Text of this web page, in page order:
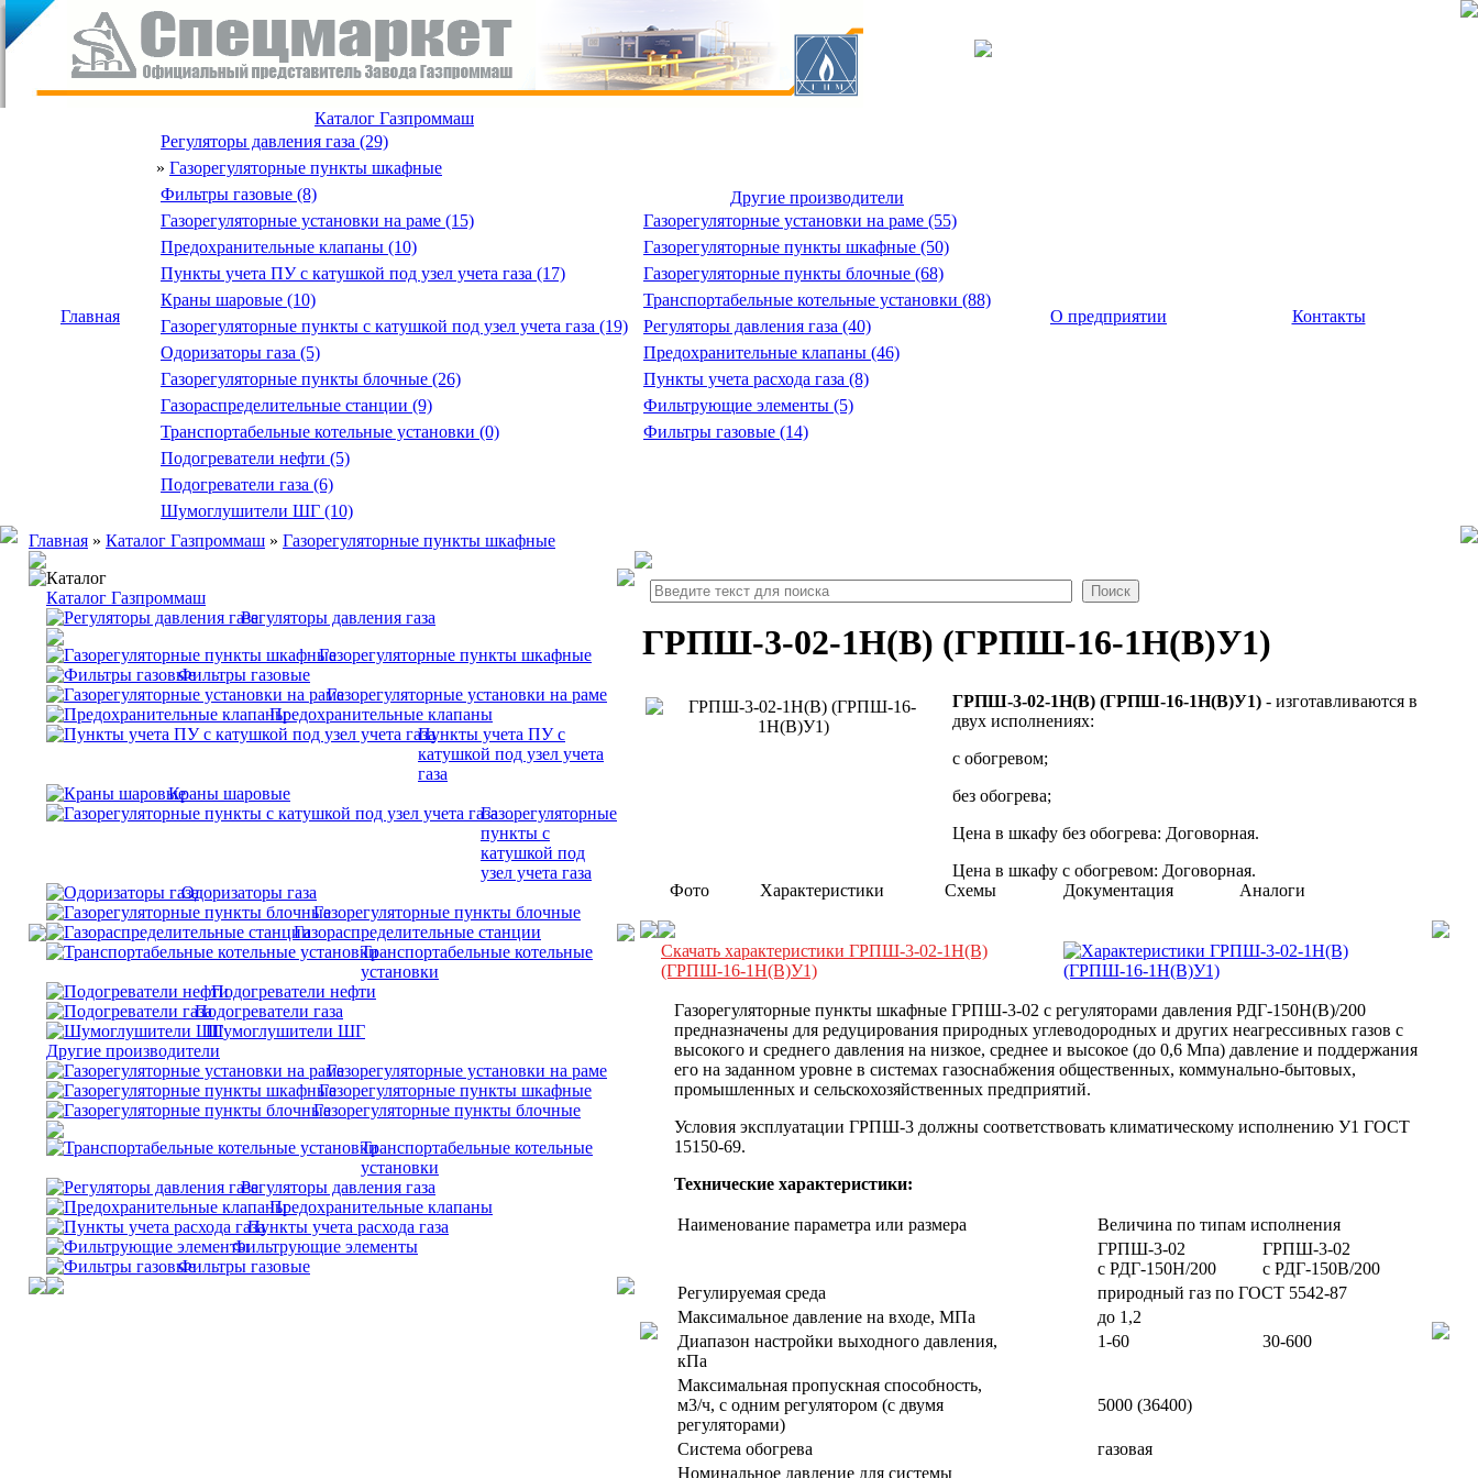
Главная
Каталог Газпроммаш
Регуляторы давления газа (29)
» Газорегуляторные пункты шкафные
Фильтры газовые (8)
Газорегуляторные установки на раме (15)
Предохранительные клапаны (10)
Пункты учета ПУ с катушкой под узел учета газа (17)
Краны шаровые (10)
Газорегуляторные пункты с катушкой под узел учета газа (19)
Одоризаторы газа (5)
Газорегуляторные пункты блочные (26)
Газораспределительные станции (9)
Транспортабельные котельные установки (0)
Подогреватели нефти (5)
Подогреватели газа (6)
Шумоглушители ШГ (10)
Другие производители
Газорегуляторные установки на раме (55)
Газорегуляторные пункты шкафные (50)
Газорегуляторные пункты блочные (68)
Транспортабельные котельные установки (88)
Регуляторы давления газа (40)
Предохранительные клапаны (46)
Пункты учета расхода газа (8)
Фильтрующие элементы (5)
Фильтры газовые (14)
О предприятии Контакты
Главная » Каталог Газпроммаш » Газорегуляторные пункты шкафные
Каталог
Каталог Газпроммаш
Регуляторы давления газа
Газорегуляторные пункты шкафные
Фильтры газовые
Газорегуляторные установки на раме
Предохранительные клапаны
Пункты учета ПУ с
катушкой под узел учета
газа
Краны шаровые
Газорегуляторные
пункты с
катушкой под
узел учета газа
Одоризаторы газа
Газорегуляторные пункты блочные
Газораспределительные станции
Транспортабельные котельные
установки
Подогреватели нефти
Подогреватели газа
Шумоглушители ШГ
Другие производители
Газорегуляторные установки на раме
Газорегуляторные пункты шкафные
Газорегуляторные пункты блочные
Транспортабельные котельные
установки
Регуляторы давления газа
Предохранительные клапаны
Пункты учета расхода газа
Фильтрующие элементы
Фильтры газовые
ГРПШ-3-02-1Н(В) (ГРПШ-16-1Н(В)У1)
ГРПШ-3-02-1Н(В) (ГРПШ-16-1Н(В)У1) - изготавливаются в
двух исполнениях:
с обогревом;
без обогрева;
Цена в шкафу без обогрева: Договорная.
Цена в шкафу с обогревом: Договорная.
Фото
Характеристики Схемы Документация Аналоги
Скачать характеристики ГРПШ-3-02-1Н(В)
(ГРПШ-16-1Н(В)У1)
Газорегуляторные пункты шкафные ГРПШ-3-02 с регуляторами давления РДГ-150Н(В)/200
предназначены для редуцирования природных углеводородных и других неагрессивных газов с
высокого и среднего давления на низкое, среднее и высокое (до 0,6 Мпа) давление и поддержания
его на заданном уровне в системах газоснабжения общественных, коммунально-бытовых,
промышленных и сельскохозяйственных предприятий.
Условия эксплуатации ГРПШ-3 должны соответствовать климатическому исполнению У1 ГОСТ
15150-69.
Технические характеристики:
Наименование параметра или размера
Величина по типам исполнения
ГРПШ-3-02
с РДГ-150Н/200
ГРПШ-3-02
с РДГ-150В/200
Регулируемая среда
природный газ по ГОСТ 5542-87
Максимальное давление на входе, МПа
до 1,2
Диапазон настройки выходного давления,
кПа
1-60 30-600
Максимальная пропускная способность,
м3/ч, с одним регулятором (с двумя
регуляторами)
5000 (36400)
Система обогрева
газовая
Номинальное давление для системы